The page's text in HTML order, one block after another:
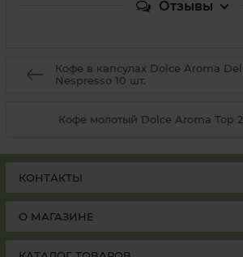
Отзывы
Кофе в капсулах Dolce Aroma
Nespresso 10 шт.
Кофе молотый Dolce Aroma Top
КОНТАКТЫ
О МАГАЗИНЕ